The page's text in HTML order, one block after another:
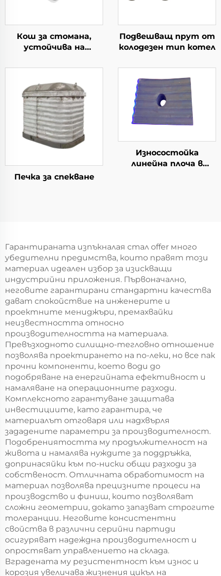
Кош за стомана,
устойчива на
Подвешващ прут от
колодезен тип котел
Печка за спекване
Износостойка
линейна плоча в
Гарантираната изпъкналая стал offer много
убедителни предимства, които правят този
материал идеален избор за изискващи
индустрийни приложения. Първоначално,
неговите гарантирани стандартни качества
дават спокойствие на инженерите и
проектните мениджъри, премахвайки
неизвестността относно
производителността на материала.
Превъзходното силищно-тегловно отношение
позволява проектирането на по-леки, но все пак
прочни компоненти, което води до
подобряване на енергийната ефективност и
намаляване на операционните разходи.
Комплексното гарантуване защитава
инвестициите, като гарантира, че
материалът отговаря или надхвърля
зададените параметри за производителност.
Подобрениятостта му продължителност на
живота и намалява нуждите за поддръжка,
допринасяйки към по-ниски общи разходи за
собственост. Отличната обработимост на
материал позволява прецизните процеси на
производство и финиш, които позволяват
сложни геометрии, докато запазват строгите
толеранции. Неговите консистентни
свойства в различни серийни партиди
осигуряват надеждна производителност и
опростяват управлението на склада.
Вградената му резистентност към износ и
корозия увеличава жизнения цикъл на